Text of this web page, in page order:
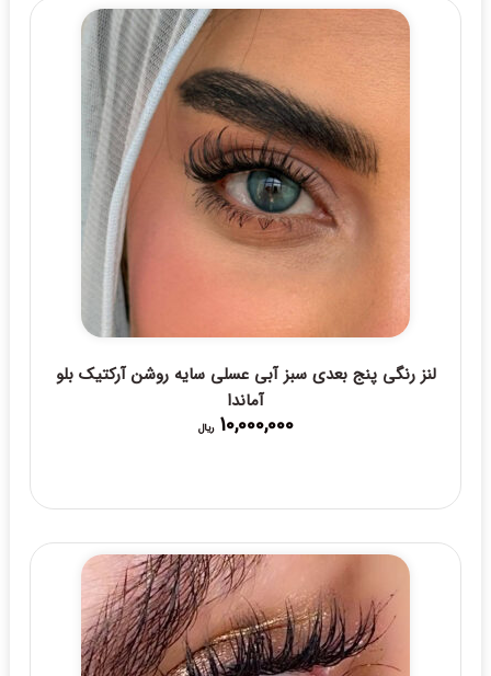
لنز رنگی پنج بعدی سبز آبی عسلی سایه روشن آرکتیک بلو
آماندا
10,000,000 ریال